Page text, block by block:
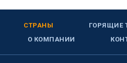
СТРАНЫ ГОРЯЩИЕ
О КОМПАНИИ